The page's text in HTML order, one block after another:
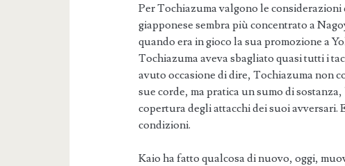
Per Tochiazuma valgono le
giapponese sembra più concentrato a
quando era in gioco la sua promozione a
Tochiazuma aveva sbagliato quasi tutti i
avuto occasione di dire, Tochiazuma non
sue corde, ma pratica un sumo di
copertura degli attacchi dei suoi avversari.
condizioni.
Kaio ha fatto qualcosa di nuovo, oggi,